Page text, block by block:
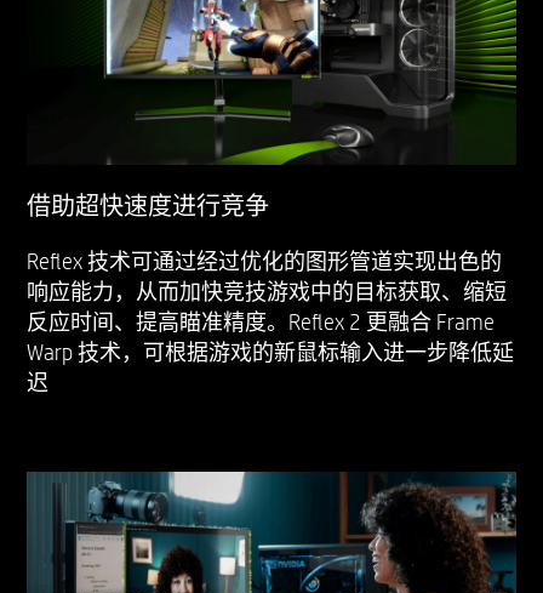
借助超快速度进行竞争
Reflex 技术可通过经过优化的图形管道实现出色的
响应能力，从而加快竞技游戏中的目标获取、缩短
反应时间、提高瞄准精度。Reflex 2 更融合 Frame
Warp 技术，可根据游戏的新鼠标输入进一步降低延
迟